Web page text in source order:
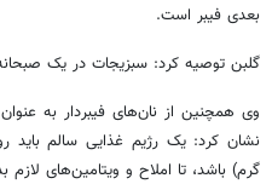
بعدی فیبر است.
گلبن توصیه کرد: سبزیجات در یک
وی همچنین از نان‌های فیبردار به
گرم) باشد، تا املاح و ویتامین‌های